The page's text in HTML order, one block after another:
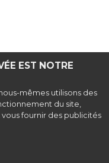
EST NOTRE
mêmes utilisons des
du site,
fournir des publicités